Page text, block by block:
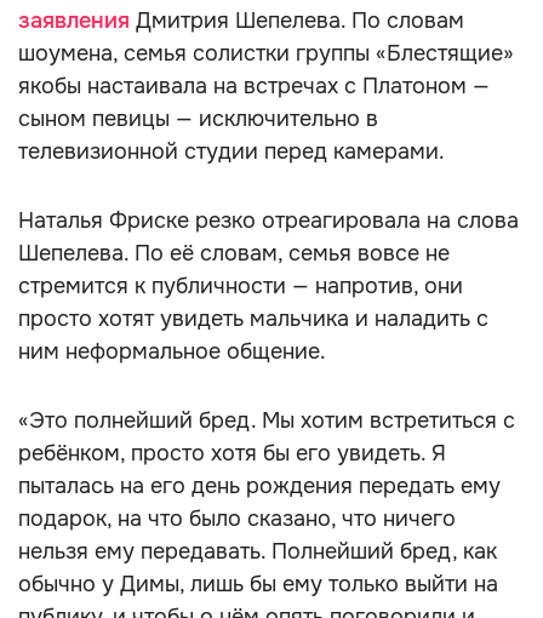
заявления Дмитрия Шепелева. По словам
шоумена, семья солистки группы «Блестящие»
якобы настаивала на встречах с Платоном —
сыном певицы — исключительно в
телевизионной студии перед камерами.
Наталья Фриске резко отреагировала на слова
Шепелева. По её словам, семья вовсе не
стремится к публичности — напротив, они
просто хотят увидеть мальчика и наладить с
ним неформальное общение.
«Это полнейший бред. Мы хотим встретиться с
ребёнком, просто хотя бы его увидеть. Я
пыталась на его день рождения передать ему
подарок, на что было сказано, что ничего
нельзя ему передавать. Полнейший бред, как
обычно у Димы, лишь бы ему только выйти на